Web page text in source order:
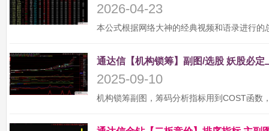
2026-04-23
2025-09-10